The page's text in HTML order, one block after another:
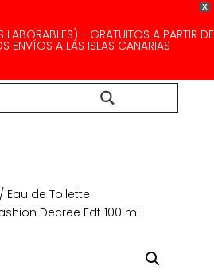
X
- GRATUITOS A PARTIR DE
A LAS ISLAS CANARIAS
Eau de Toilette
Decree Edt 100 ml